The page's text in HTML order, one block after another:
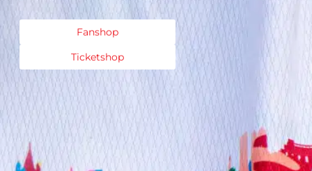
Fanshop
Ticketshop